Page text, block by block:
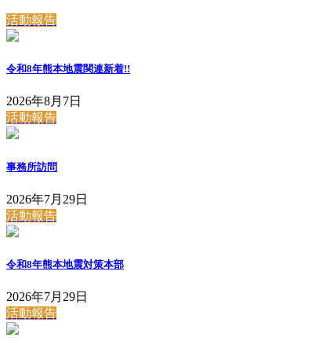
活動報告
令和8年熊本地震関連新着!!
2026年8月7日
活動報告
事務所訪問
2026年7月29日
活動報告
令和8年熊本地震対策本部
2026年7月29日
活動報告